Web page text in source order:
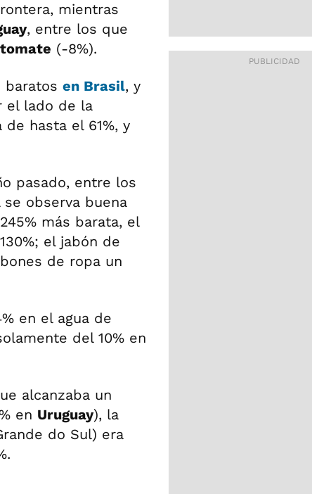
mientras
, entre los que
(-8%).
baratos en Brasil, y
el lado de la
hasta el 61%, y
pasado, entre los
observa buena
más barata, el
el jabón de
de ropa un
en el agua de
del 10% en
alcanzaba un
en Uruguay), la
do Sul) era